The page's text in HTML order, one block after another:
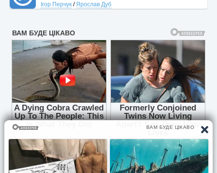
Ігор Перчук / Ярослав Дуб